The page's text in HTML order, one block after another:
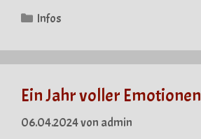
Kategorien
Infos
Ein Jahr voller Emotionen
06.04.2024von admin